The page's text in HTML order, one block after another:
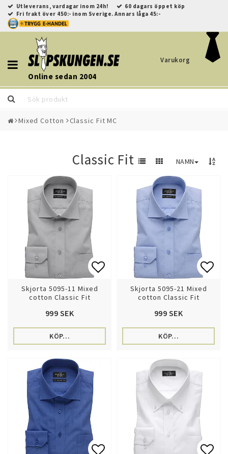
Utleverans, vardagar inom 24h!
60 dagars öppet köp
Fri frakt över 450:- inom Sverige. Annars låga 45:-
Online sedan 2004
Varukorg
Toggle
navigation
Mixed Cotton Classic Fit MC
Classic Fit MC NAMN
Lägg till i favoritlistan
Skjorta 5095-11 Mixed
cotton Classic Fit
999 SEK
KÖP…
Skjorta 5095-21 Mixed
cotton Classic Fit
999 SEK
KÖP…